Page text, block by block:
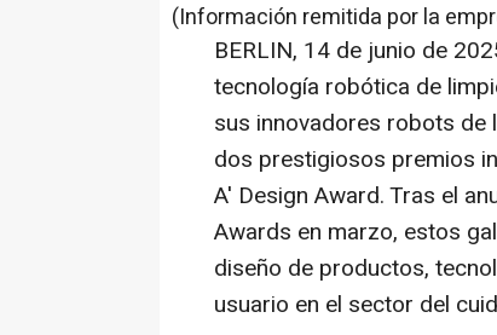
(Información remitida por la
BERLIN, 14 de junio de
tecnología robótica de
sus innovadores robots de
dos prestigiosos premios
A' Design Award. Tras el
Awards en marzo, estos
diseño de productos,
usuario en el sector del